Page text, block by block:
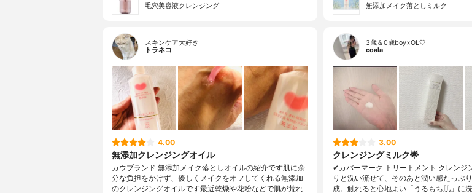
毛穴美容液クレンジング
無添加メイク落としミルク
スキンケア大好き
トラネコ
4.00
無添加クレンジングオイル
カウブランド 無添加メイク落としオイルの紹介です肌に余
分な負担をかけず、優しくメイクをオフしてくれる無添加
のクレンジングオイルです最近乾燥や花粉などで肌が荒れ
3歳＆0歳boy×OL🤍
coala
3.00
クレンジングミルク🌟
✔︎カバーマーク トリートメント クレンジ
りと洗い流せて、そのあと潤い感たっぷ
成。触れると心地よい「うるもち肌」に